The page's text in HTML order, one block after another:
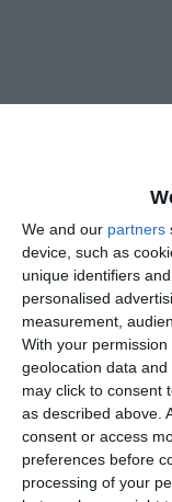
We and our partners
device, such as
unique identifiers
personalised
measurement,
With your
geolocation data
may click to consent
as described above.
consent or access
preferences before
processing of your